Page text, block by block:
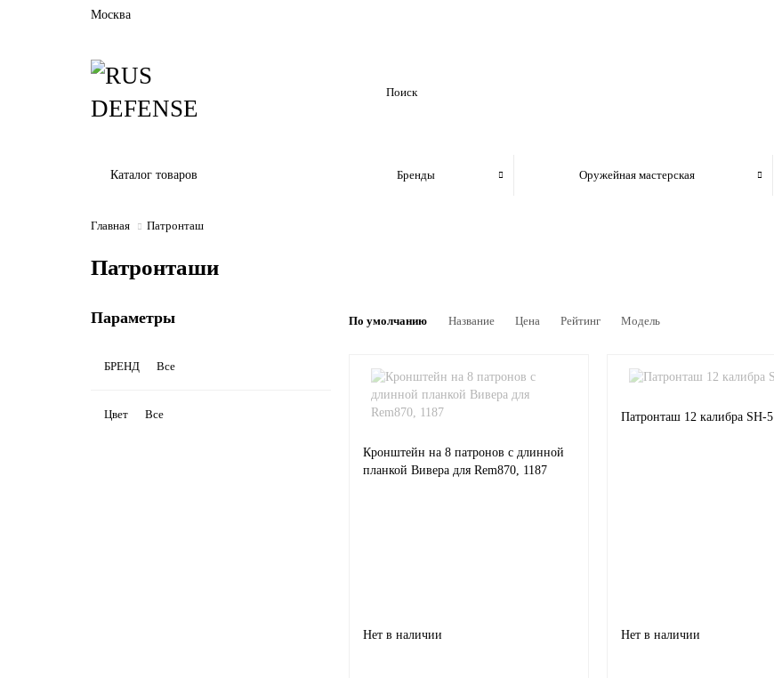
Москва
Каталог товаров Бренды Оружейная мастерская
Главная Патронташ
Патронташи
Параметры
БРЕНД Все
Цвет Все
По умолчанию Название Цена Рейтинг Модель
Кронштейн на 8 патронов с длинной
планкой Вивера для Rem870, 1187
Нет в наличии
Патронташ 12 калибра SH-5
Нет в наличии